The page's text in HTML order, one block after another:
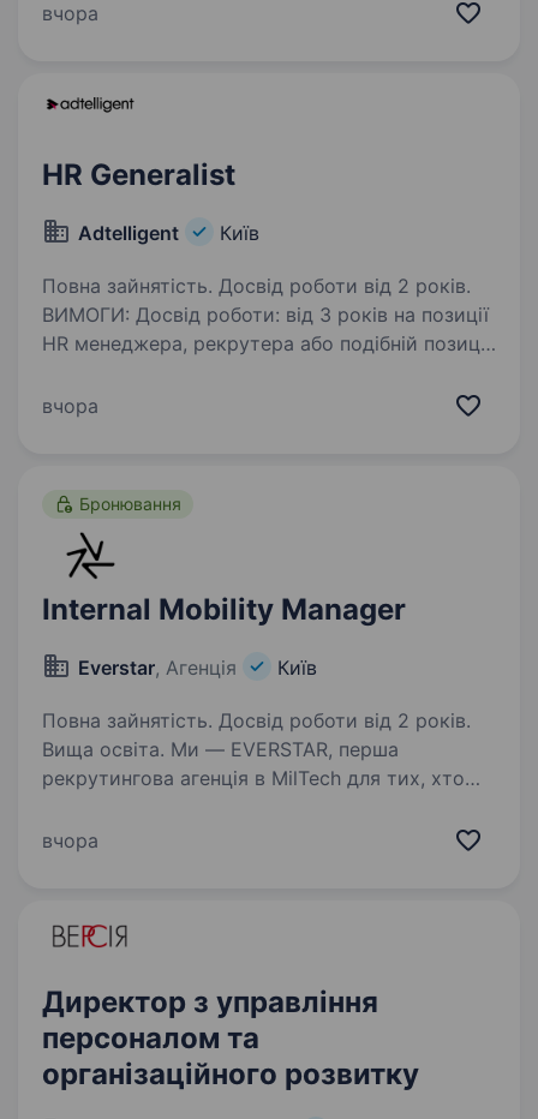
ефективну взаємодію між співробітниками
вчора
HR Generalist
Adtelligent Київ
Повна зайнятість. Досвід роботи від 2 років.
ВИМОГИ: Досвід роботи: від 3 років на позиції
HR менеджера, рекрутера або подібній позиції
практик та управління взаєминами
вчора
Бронювання
Internal Mobility Manager
Everstar, Агенція Київ
Повна зайнятість. Досвід роботи від 2 років.
Вища освіта. Ми — EVERSTAR, перша
рекрутингова агенція в MilTech для тих, хто
Але досить про нас, розказуємо про роль.
вчора
Директор з управління
персоналом та
організаційного розвитку